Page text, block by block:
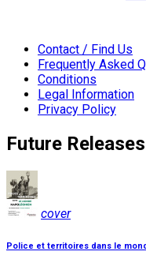
Contact / Find Us
Frequently Asked
Conditions
Legal Information
Privacy Policy
Future Releases
cover
Police et territoires dans le